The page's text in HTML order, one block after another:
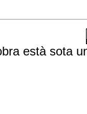
està sota